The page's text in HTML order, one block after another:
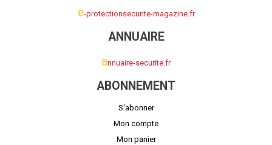
e-protectionsecurite-magazine.fr
ANNUAIRE
annuaire-securite.fr
ABONNEMENT
S'abonner
Mon compte
Mon panier